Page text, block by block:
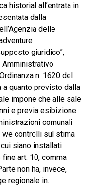
historial all’entrata in
dalla
delle
giuridico”,
Amministrativo
n. 1620 del
a quanto previsto dalla
impone che alle sale
e previa esibizione
comunali
we controlli sul stima
siano installati
fine art. 10, comma
non ha, invece,
regionale in.